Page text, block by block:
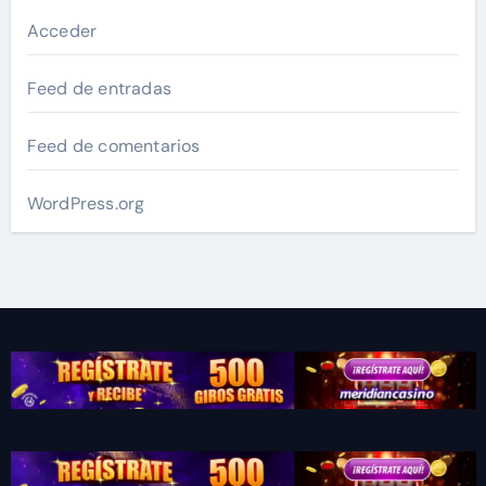
Acceder
Feed de entradas
Feed de comentarios
WordPress.org